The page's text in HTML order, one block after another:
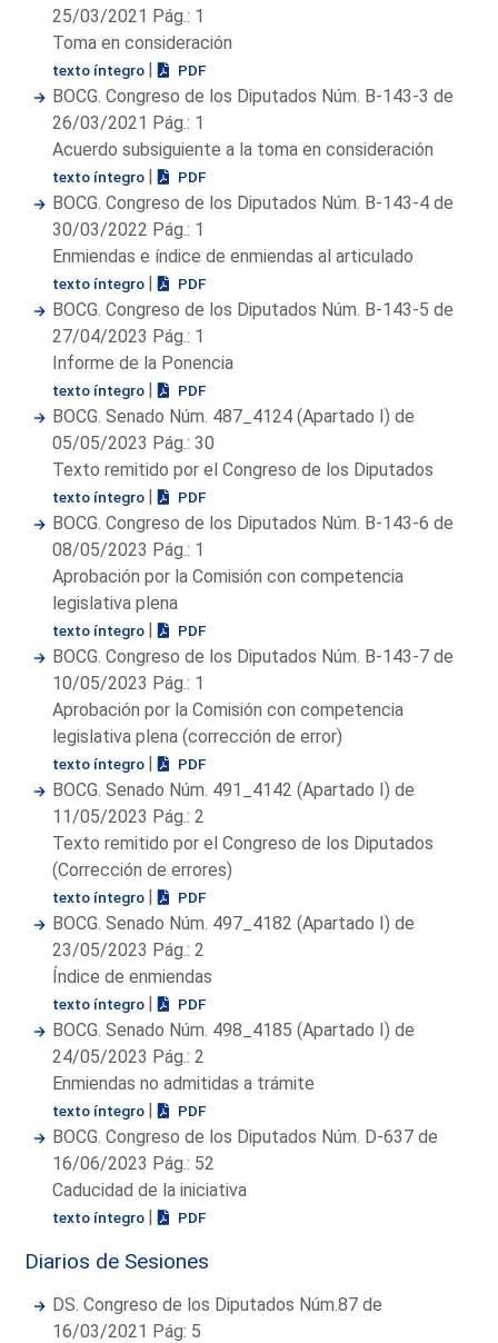
25/03/2021 Pág.: 1
Toma en consideración
texto íntegro | PDF
BOCG. Congreso de los Diputados Núm. B-143-3 de
26/03/2021 Pág.: 1
Acuerdo subsiguiente a la toma en consideración
texto íntegro | PDF
BOCG. Congreso de los Diputados Núm. B-143-4 de
30/03/2022 Pág.: 1
Enmiendas e índice de enmiendas al articulado
texto íntegro | PDF
BOCG. Congreso de los Diputados Núm. B-143-5 de
27/04/2023 Pág.: 1
Informe de la Ponencia
texto íntegro | PDF
BOCG. Senado Núm. 487_4124 (Apartado I) de
05/05/2023 Pág.: 30
Texto remitido por el Congreso de los Diputados
texto íntegro | PDF
BOCG. Congreso de los Diputados Núm. B-143-6 de
08/05/2023 Pág.: 1
Aprobación por la Comisión con competencia
legislativa plena
texto íntegro | PDF
BOCG. Congreso de los Diputados Núm. B-143-7 de
10/05/2023 Pág.: 1
Aprobación por la Comisión con competencia
legislativa plena (corrección de error)
texto íntegro | PDF
BOCG. Senado Núm. 491_4142 (Apartado I) de
11/05/2023 Pág.: 2
Texto remitido por el Congreso de los Diputados
(Corrección de errores)
texto íntegro | PDF
BOCG. Senado Núm. 497_4182 (Apartado I) de
23/05/2023 Pág.: 2
Índice de enmiendas
texto íntegro | PDF
BOCG. Senado Núm. 498_4185 (Apartado I) de
24/05/2023 Pág.: 2
Enmiendas no admitidas a trámite
texto íntegro | PDF
BOCG. Congreso de los Diputados Núm. D-637 de
16/06/2023 Pág.: 52
Caducidad de la iniciativa
texto íntegro | PDF
Diarios de Sesiones
DS. Congreso de los Diputados Núm.87 de
16/03/2021 Pág: 5